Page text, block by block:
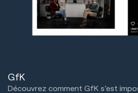
GfK
Découvrez comment GfK s’est